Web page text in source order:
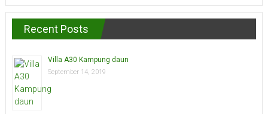
Recent Posts
Villa A30 Kampung daun
September 14, 2019